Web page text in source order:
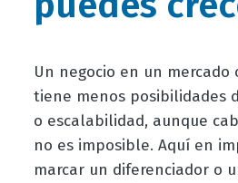
Un negocio en un mercado
tiene menos posibilidades
o escalabilidad, aunque
no es imposible. Aquí en
marcar un diferenciador o